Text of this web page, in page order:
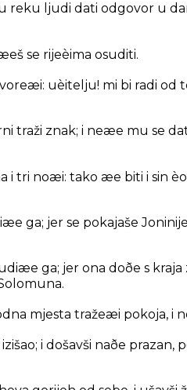
reku ljudi dati odgovor u
se rijeèima osuditi.
uèitelju! mi bi radi od
traži znak; i neæe mu se
i tri noæi: tako æe biti i sin
ga; jer se pokajaše
ga; jer ona doðe s kraja
mjesta tražeæi pokoja, i
i došavši naðe prazan,